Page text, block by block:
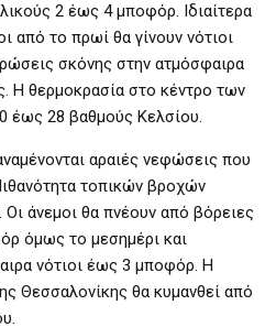
2 έως 4 μποφόρ. Ιδιαίτερα
από το πρωί θα γίνουν νότιοι
σκόνης στην ατμόσφαιρα
Η θερμοκρασία στο κέντρο των
έως 28 βαθμούς Κελσίου.
αραιές νεφώσεις που
τοπικών βροχών
άνεμοι θα πνέουν από βόρειες
όμως το μεσημέρι και
νότιοι έως 3 μποφόρ. Η
Θεσσαλονίκης θα κυμανθεί από